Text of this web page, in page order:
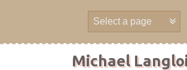
Michael